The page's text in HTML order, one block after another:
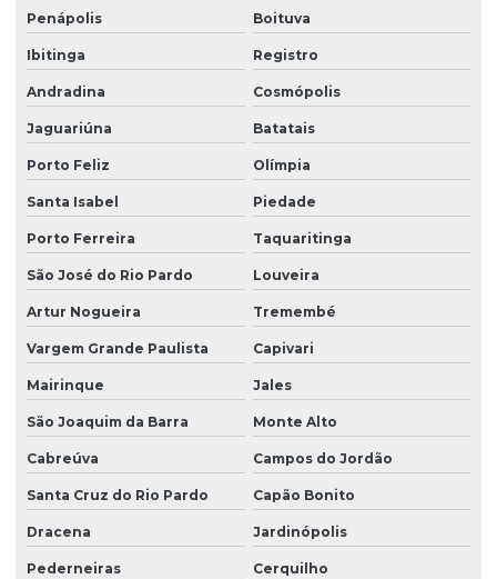
Penápolis Boituva
Ibitinga Registro
Andradina Cosmópolis
Jaguariúna Batatais
Porto Feliz Olímpia
Santa Isabel Piedade
Porto Ferreira Taquaritinga
São José do Rio Pardo Louveira
Artur Nogueira Tremembé
Vargem Grande Paulista Capivari
Mairinque Jales
São Joaquim da Barra Monte Alto
Cabreúva Campos do Jordão
Santa Cruz do Rio Pardo Capão Bonito
Dracena Jardinópolis
Pederneiras Cerquilho